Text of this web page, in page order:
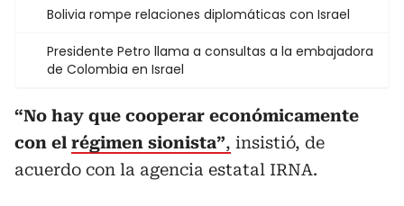
Bolivia rompe relaciones diplomáticas con Israel
Presidente Petro llama a consultas a la embajadora
de Colombia en Israel
“No hay que cooperar económicamente
con el régimen sionista”, insistió, de
acuerdo con la agencia estatal IRNA.